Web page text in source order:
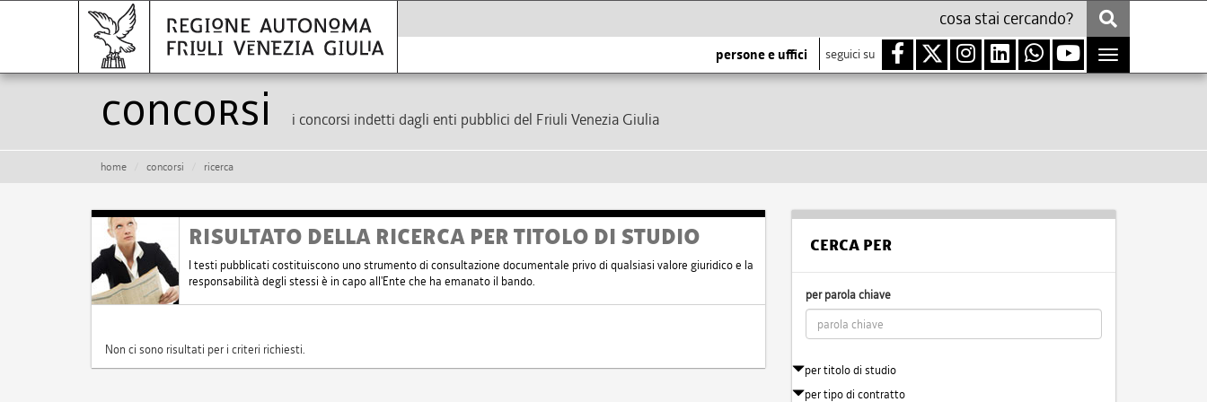
persone e uffici seguici su
Toggle
navigation
Concorsi i concorsi indetti dagli enti pubblici del Friuli Venezia Giulia
home concorsi ricerca
RISULTATO DELLA RICERCA PER TITOLO DI STUDIO
I testi pubblicati costituiscono uno strumento di consultazione documentale privo di qualsiasi valore giuridico e la
responsabilità degli stessi è in capo all'Ente che ha emanato il bando.
Non ci sono risultati per i criteri richiesti.
CERCA PER
per parola chiave
per titolo di studio
per tipo di contratto